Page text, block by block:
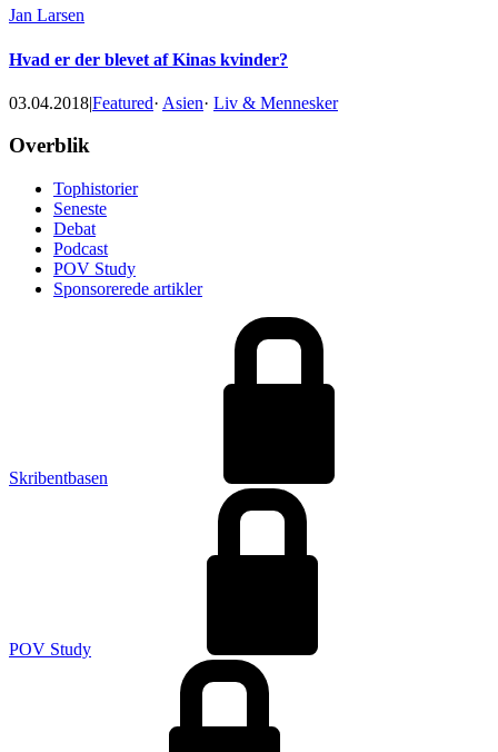
Jan Larsen
Hvad er der blevet af Kinas kvinder?
03.04.2018|Featured· Asien· Liv & Mennesker
Footer
Overblik
Tophistorier
Seneste
Debat
Podcast
POV Study
Sponsorerede artikler
Skribentbasen
POV Study